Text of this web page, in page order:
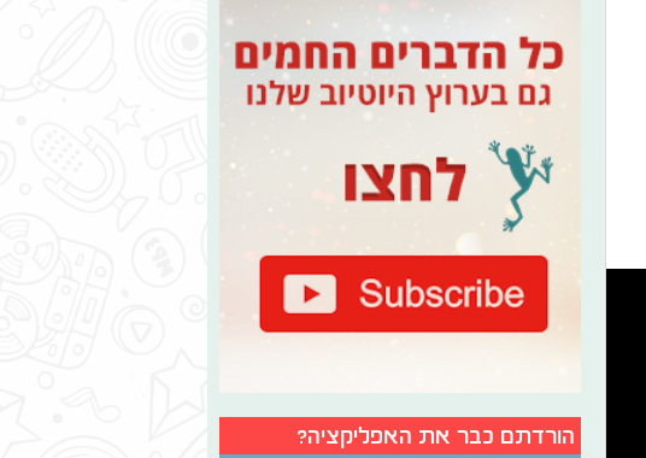
הורדתם כבר את האפליקציה?